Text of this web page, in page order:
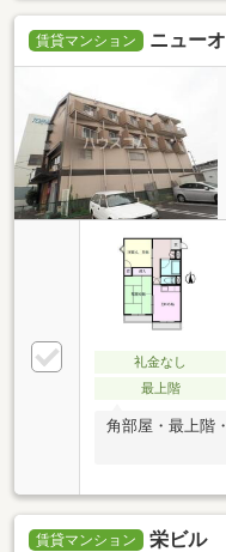
賃貸マンション ニュー
礼金なし
最上階
角部屋・最上階
賃貸マンション 栄ビル